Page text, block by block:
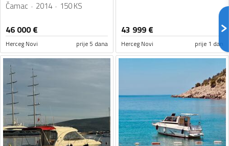
Čamac 2014 150 KS
46 000€
Herceg Novi prije 5 dana
43 999 €
Herceg Novi prije 1 dan